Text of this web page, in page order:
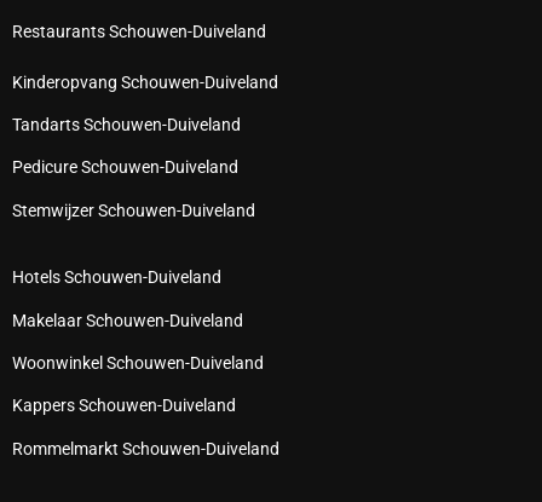
Restaurants Schouwen-Duiveland
Kinderopvang Schouwen-Duiveland
Tandarts Schouwen-Duiveland
Pedicure Schouwen-Duiveland
Stemwijzer Schouwen-Duiveland
Hotels Schouwen-Duiveland
Makelaar Schouwen-Duiveland
Woonwinkel Schouwen-Duiveland
Kappers Schouwen-Duiveland
Rommelmarkt Schouwen-Duiveland